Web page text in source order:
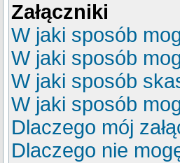
Załączniki
W jaki sposób
W jaki sposób
W jaki sposób
W jaki sposób
Dlaczego mój
Dlaczego nie